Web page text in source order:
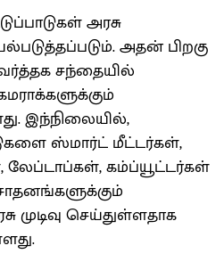
அரசு
அதன் பிறகு
சந்தையில்
இந்நிலையில்,
ஸ்மார்ட் மீட்டர்கள்,
லேப்டாப்கள், கம்ப்யூட்டர்கள்
முடிவு செய்துள்ளதாக